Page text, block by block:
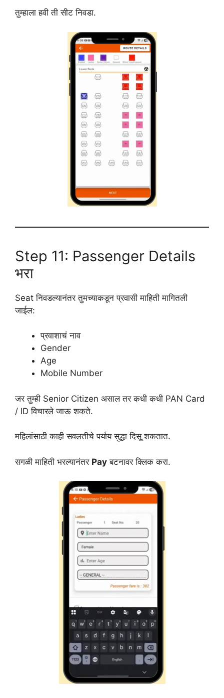
तुम्हाला हवी ती सीट निवडा.
Step 11: Passenger Details
भरा
Seat निवडल्यानंतर तुमच्याकडून प्रवासी माहिती मागितली
जाईल:
प्रवाशाचं नाव
Gender
Age
Mobile Number
जर तुम्ही Senior Citizen असाल तर कधी कधी PAN Card
/ ID विचारले जाऊ शकते.
महिलांसाठी काही सवलतीचे पर्याय सुद्धा दिसू शकतात.
सगळी माहिती भरल्यानंतर Pay बटनावर क्लिक करा.